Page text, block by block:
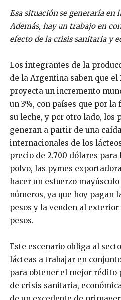
Esa situación se generaría en
Además, hay un trabajo en
efecto de la crisis sanitaria y
Los integrantes de la
de la Argentina saben que el
proyecta un incremento
un 3%, con países que por
su leche, y por otro lado, los
generan a partir de una
internacionales de los
precio de 2.700 dólares para
polvo, las pymes
hacer un esfuerzo
números, ya que hoy pagan
pesos y la venden al exterior
pesos.
Este escenario obliga al
lácteas a trabajar en
para obtener el mejor rédito
de crisis sanitaria,